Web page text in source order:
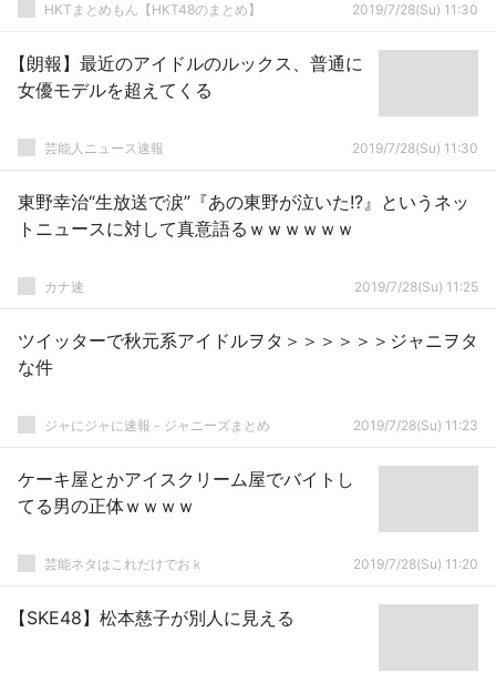
HKTまとめもん【HKT48のまとめ】 2019/7/28(Su) 11:30
【朗報】最近のアイドルのルックス、普通に
女優モデルを超えてくる
芸能人ニュース速報 2019/7/28(Su) 11:30
東野幸治“生放送で涙”『あの東野が泣いた!?』というネッ
トニュースに対して真意語るｗｗｗｗｗｗ
カナ速 2019/7/28(Su) 11:25
ツイッターで秋元系アイドルヲタ＞＞＞＞＞＞ジャニヲタ
な件
ジャにジャに速報 - ジャニーズまとめ 2019/7/28(Su) 11:23
ケーキ屋とかアイスクリーム屋でバイトし
てる男の正体ｗｗｗｗ
芸能ネタはこれだけでおｋ 2019/7/28(Su) 11:20
【SKE48】松本慈子が別人に見える